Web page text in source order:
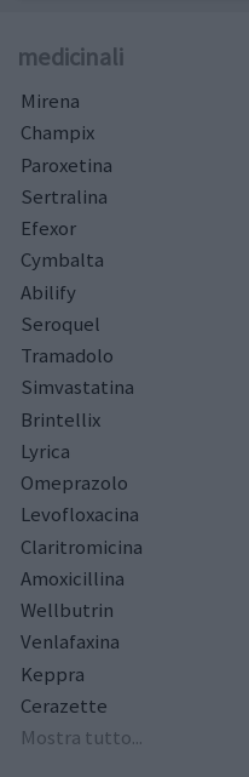
medicinali
Mirena
Champix
Paroxetina
Sertralina
Efexor
Cymbalta
Abilify
Seroquel
Tramadolo
Simvastatina
Brintellix
Lyrica
Omeprazolo
Levofloxacina
Claritromicina
Amoxicillina
Wellbutrin
Venlafaxina
Keppra
Cerazette
Mostra tutto...